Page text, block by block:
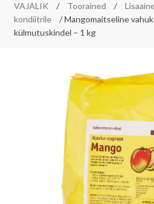
VAJALIK
/ Toorained /
kondiitrile
/ Mangomaitseline
külmutuskindel – 1 kg